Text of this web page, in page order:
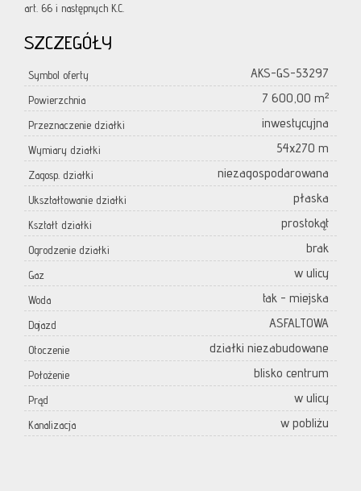
art. 66 i następnych K.C.
SZCZEGÓŁY
Symbol oferty AKS-GS-53297
Powierzchnia 7 600,00 m²
Przeznaczenie działki inwestycyjna
Wymiary działki 54x270 m
Zagosp. działki niezagospodarowana
Ukształtowanie działki płaska
Kształt działki prostokąt
Ogrodzenie działki brak
Gaz w ulicy
Woda tak - miejska
Dojazd ASFALTOWA
Otoczenie działki niezabudowane
Położenie blisko centrum
Prąd w ulicy
Kanalizacja w pobliżu